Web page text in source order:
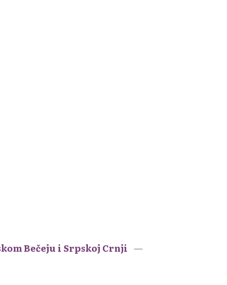
Bečeju i Srpskoj Crnji